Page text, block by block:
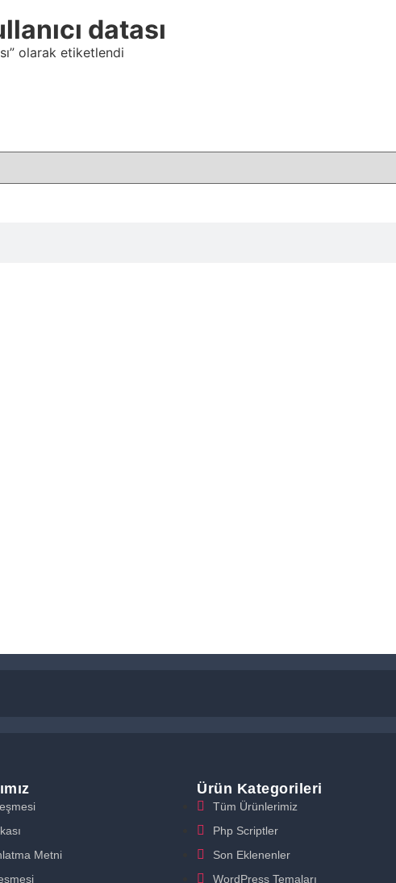
datası
olarak etiketlendi
Metni
Ürün Kategorileri
Tüm Ürünlerimiz
Php Scriptler
Son Eklenenler
WordPress Temaları